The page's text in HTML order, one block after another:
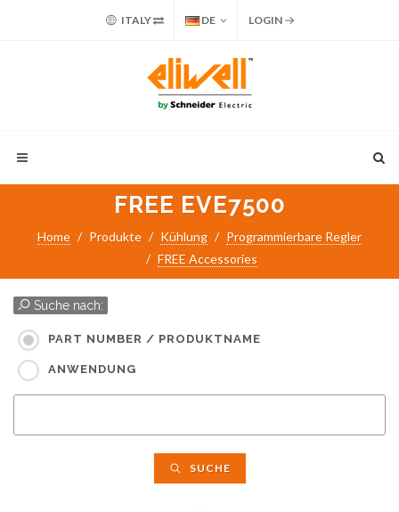
ITALY DE LOGIN
FREE EVE7500
Home Produkte Kühlung
Programmierbare Regler
FREE Accessories
Suche nach:
PART NUMBER / PRODUKTNAME
ANWENDUNG
SUCHE